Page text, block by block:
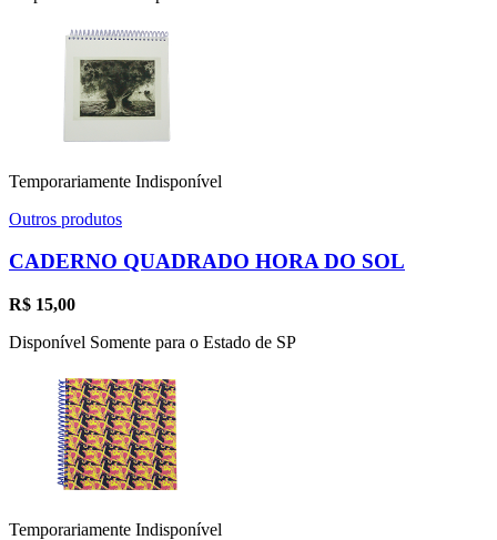
Temporariamente Indisponível
Outros produtos
CADERNO QUADRADO HORA DO SOL
R$ 15,00
Disponível Somente para o Estado de SP
Temporariamente Indisponível